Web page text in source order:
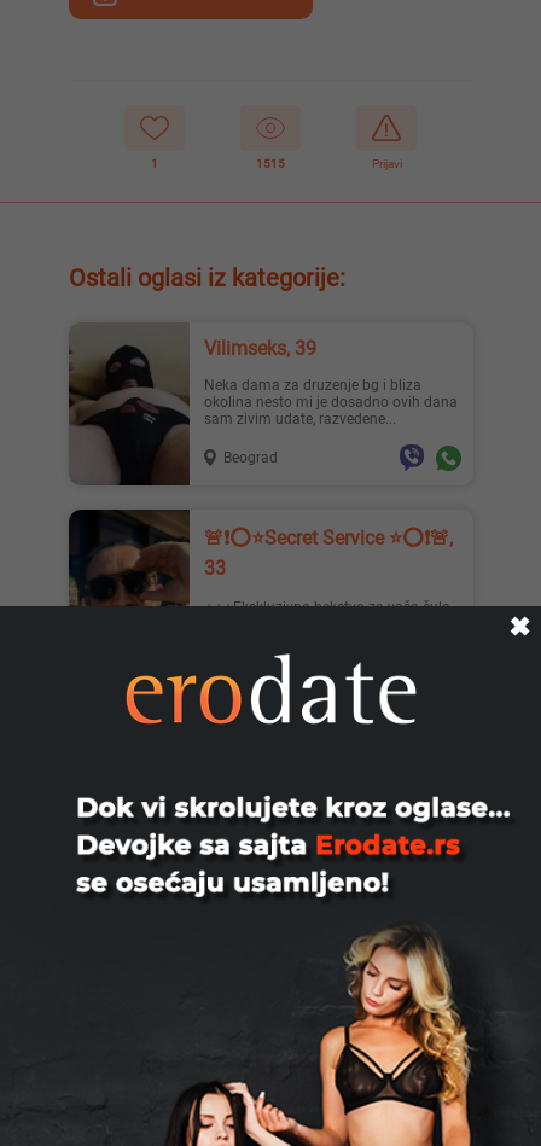
1 1515 Prijavi
Ostali oglasi iz kategorije:
Vilimseks, 39
Neka dama za druzenje bg i bliza
okolina nesto mi je dosadno ovih dana
sam zivim udate, razvedene...
Beograd
🚨❗️⭕️⭐️Secret Service ⭐️⭕️❗️🚨,
33
⭐️⭐️⭐️Ekskluzivno bekstvo za vaša čula.
Vaše zadovoljstvo i op...
Beograd
I am tender and passionate trans girl. I
invite you to a relaxation program,
which usually lasts ...
Beograd
TRANSEXUALKA sa pravim grudima 5
u erotskom vesu za muskarce koji zel...
Dragana, 36
✖